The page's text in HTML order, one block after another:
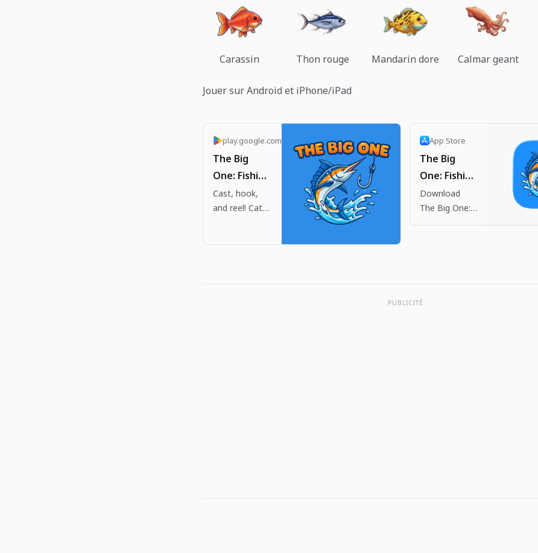
Carassin Thon rouge Mandarin dore Calmar geant
Jouer sur Android et iPhone/iPad
play.google.com
The Big
One: Fishing
RPG - Apps
on Google
Cast, hook,
and reel! Catch
App Store
The Big
One: Fishing
RPG App -
App Store
Download
The Big One:
PUBLICITÉ